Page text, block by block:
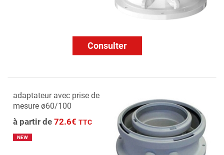
Consulter
adaptateur avec prise de
mesure ø60/100
à partir de 72.6€ TTC
NEW